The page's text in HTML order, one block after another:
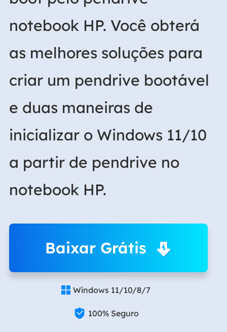
notebook HP. Você obterá
as melhores soluções para
criar um pendrive bootável
e duas maneiras de
inicializar o Windows 11/10
a partir de pendrive no
notebook HP.
Baixar Grátis
 Windows 11/10/8/7
 100% Seguro